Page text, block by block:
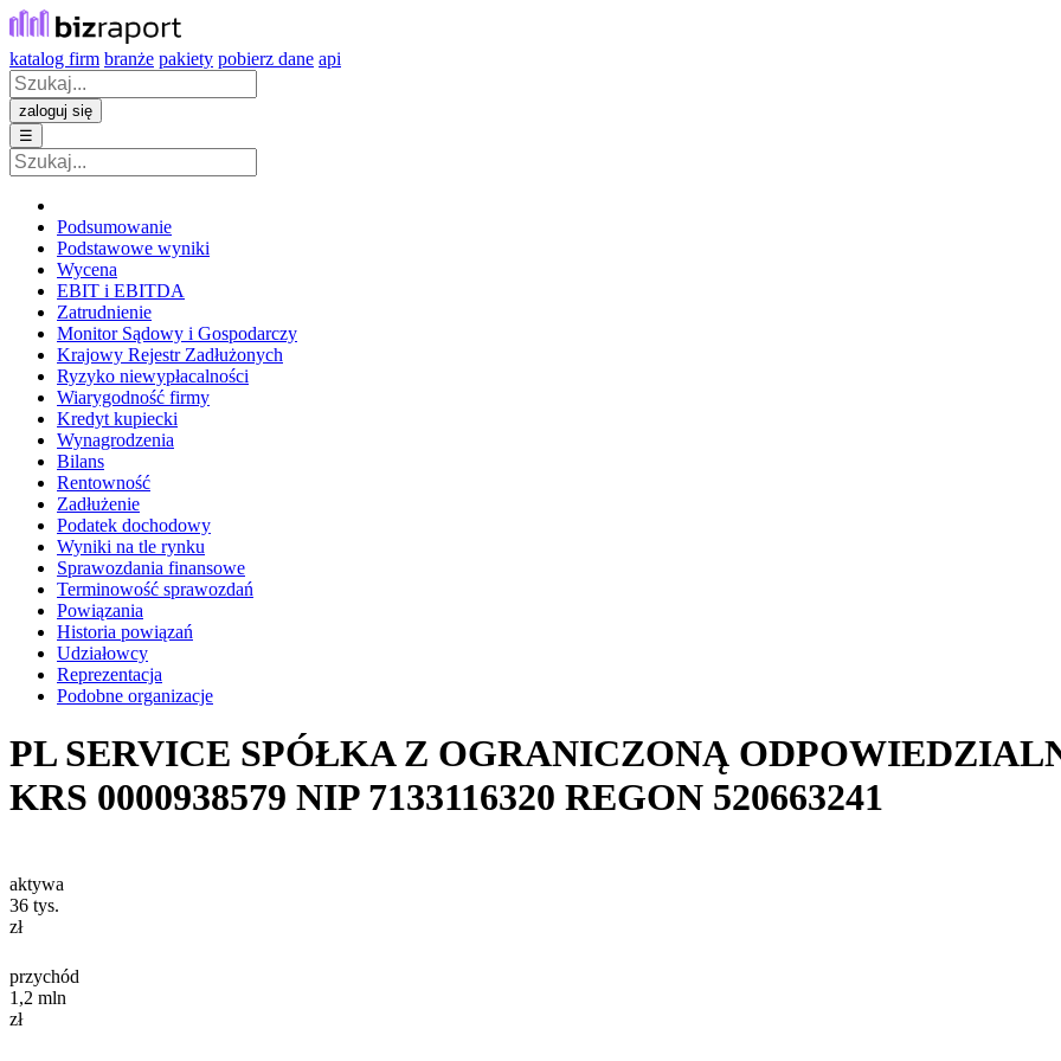
katalog firm branże pakiety pobierz dane api
zaloguj się
☰
Podsumowanie
Podstawowe wyniki
Wycena
EBIT i EBITDA
Zatrudnienie
Monitor Sądowy i Gospodarczy
Krajowy Rejestr Zadłużonych
Ryzyko niewypłacalności
Wiarygodność firmy
Kredyt kupiecki
Wynagrodzenia
Bilans
Rentowność
Zadłużenie
Podatek dochodowy
Wyniki na tle rynku
Sprawozdania finansowe
Terminowość sprawozdań
Powiązania
Historia powiązań
Udziałowcy
Reprezentacja
Podobne organizacje
PL SERVICE SPÓŁKA Z OGRANICZONĄ
KRS 0000938579 NIP 7133116320 REGON 520663241
aktywa
36 tys.
zł
przychód
1,2 mln
zł